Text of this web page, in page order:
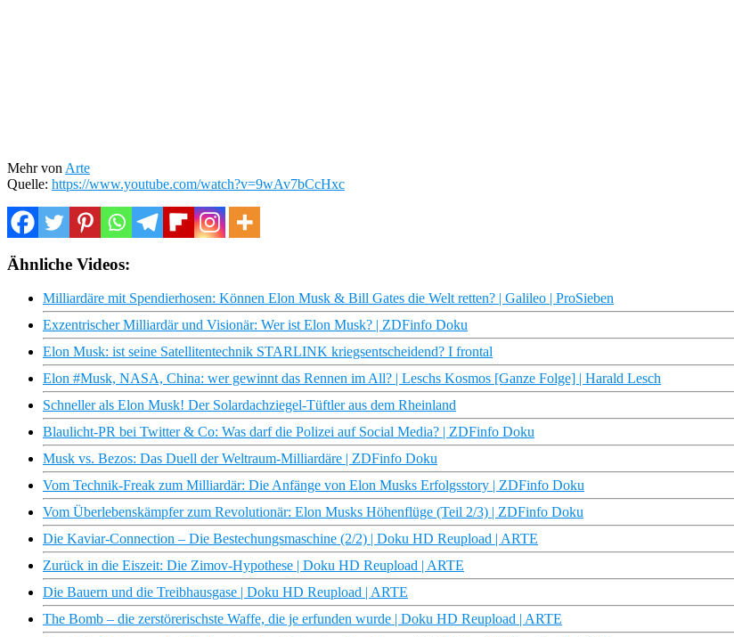
Mehr von Arte
Quelle: https://www.youtube.com/watch?v=9wAv7bCcHxc
Ähnliche Videos:
Milliardäre mit Spendierhosen: Können Elon Musk & Bill Gates die Welt retten? | Galileo | ProSieben
Exzentrischer Milliardär und Visionär: Wer ist Elon Musk? | ZDFinfo Doku
Elon Musk: ist seine Satellitentechnik STARLINK kriegsentscheidend? I frontal
Elon #Musk, NASA, China: wer gewinnt das Rennen im All? | Leschs Kosmos [Ganze Folge] | Harald Lesch
Schneller als Elon Musk! Der Solardachziegel-Tüftler aus dem Rheinland
Blaulicht-PR bei Twitter & Co: Was darf die Polizei auf Social Media? | ZDFinfo Doku
Musk vs. Bezos: Das Duell der Weltraum-Milliardäre | ZDFinfo Doku
Vom Technik-Freak zum Milliardär: Die Anfänge von Elon Musks Erfolgsstory | ZDFinfo Doku
Vom Überlebenskämpfer zum Revolutionär: Elon Musks Höhenflüge (Teil 2/3) | ZDFinfo Doku
Die Kaviar-Connection – Die Bestechungsmaschine (2/2) | Doku HD Reupload | ARTE
Zurück in die Eiszeit: Die Zimov-Hypothese | Doku HD Reupload | ARTE
Die Bauern und die Treibhausgase | Doku HD Reupload | ARTE
The Bomb – die zerstörerischste Waffe, die je erfunden wurde | Doku HD Reupload | ARTE